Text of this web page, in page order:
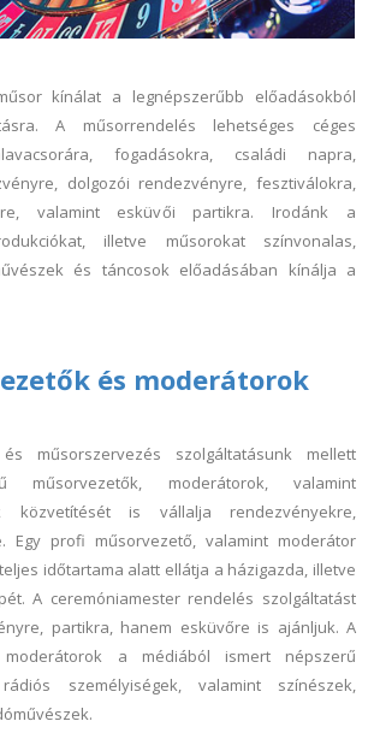
kínálat a legnépszerűbb előadásokból
A műsorrendelés lehetséges céges
fogadásokra, családi napra,
dolgozói rendezvényre, fesztiválokra,
valamint esküvői partikra. Irodánk a
illetve műsorokat színvonalas,
és táncosok előadásában kínálja a
és moderátorok
műsorszervezés szolgáltatásunk mellett
műsorvezetők, moderátorok, valamint
közvetítését is vállalja rendezvényekre,
Egy profi műsorvezető, valamint moderátor
időtartama alatt ellátja a házigazda, illetve
A ceremóniamester rendelés szolgáltatást
partikra, hanem esküvőre is ajánljuk. A
a médiából ismert népszerű
személyiségek, valamint színészek,